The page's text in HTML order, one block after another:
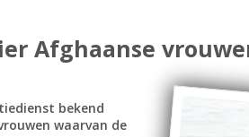
Dossier
Dossier
Dossier 1F
Afghaanse
bekend
waarvan de